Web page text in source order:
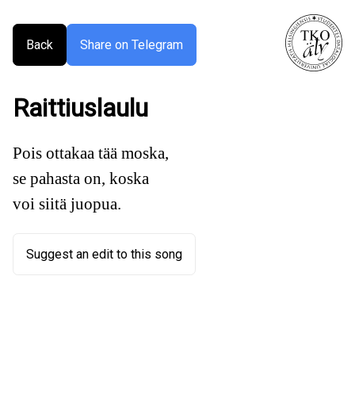
Back Share on Telegram
Raittiuslaulu
Pois ottakaa tää moska,
se pahasta on, koska
voi siitä juopua.
Suggest an edit to this song